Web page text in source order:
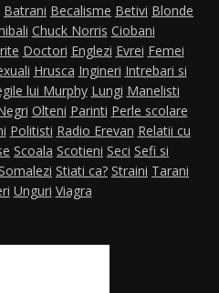
Batrani Becalisme Betivi Blonde
Chuck Norris Ciobani
Doctori Englezi Evrei Femei
Hrusca Ingineri Intrebari si
lui Murphy Lungi Manelisti
Olteni Parinti Perle scolare
Politisti Radio Erevan Relatii cu
Scoala Scotieni Seci Sefi si
Somalezi Stiati ca? Straini Tarani
Unguri Viagra